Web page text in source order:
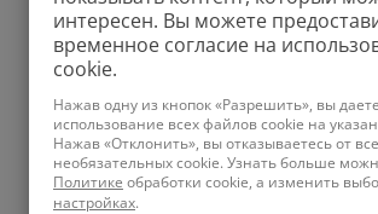
Колонки
Проекторы
Увлажнители
Телефоны
Техника для уборки
Бритвы
Фены
Зубные щетки
Велосипеды
интересен. Вы можете
временное согласие на
cookie.
Нажав одну из кнопок «Разрешить», вы
использование всех файлов cookie на
Нажав «Отклонить», вы отказываетесь от
необязательных cookie. Узнать больше
Политике обработки cookie, а изменить
настройках.